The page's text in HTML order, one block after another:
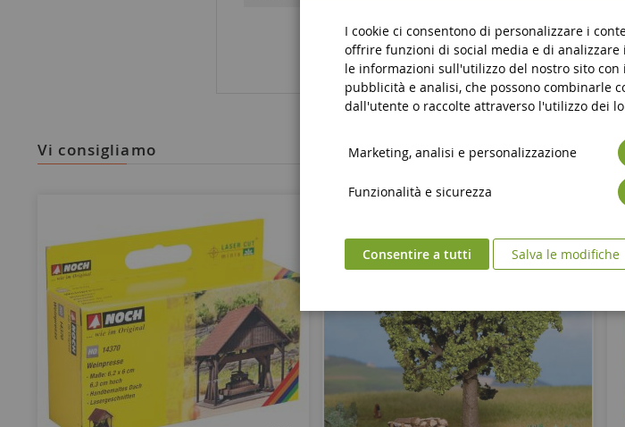
vi consigliamo
I cookie ci consentono di personalizzare i
offrire funzioni di social media e di
le informazioni sull'utilizzo del nostro sito
pubblicità e analisi, che possono combinarle
dall'utente o raccolte attraverso l'utilizzo dei
Marketing, analisi e personalizzazione
Funzionalità e sicurezza
Consentire a tutti Salva le modifiche